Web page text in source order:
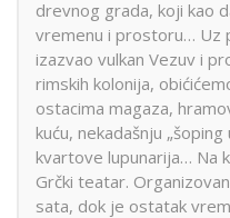
drevnog grada, koji kao
vremenu i prostoru… Uz
izazvao vulkan Vezuv i
rimskih kolonija,
ostacima magaza,
kuću, nekadašnju
kvartove lupunarija… Na
Grčki teatar.
sata, dok je ostatak